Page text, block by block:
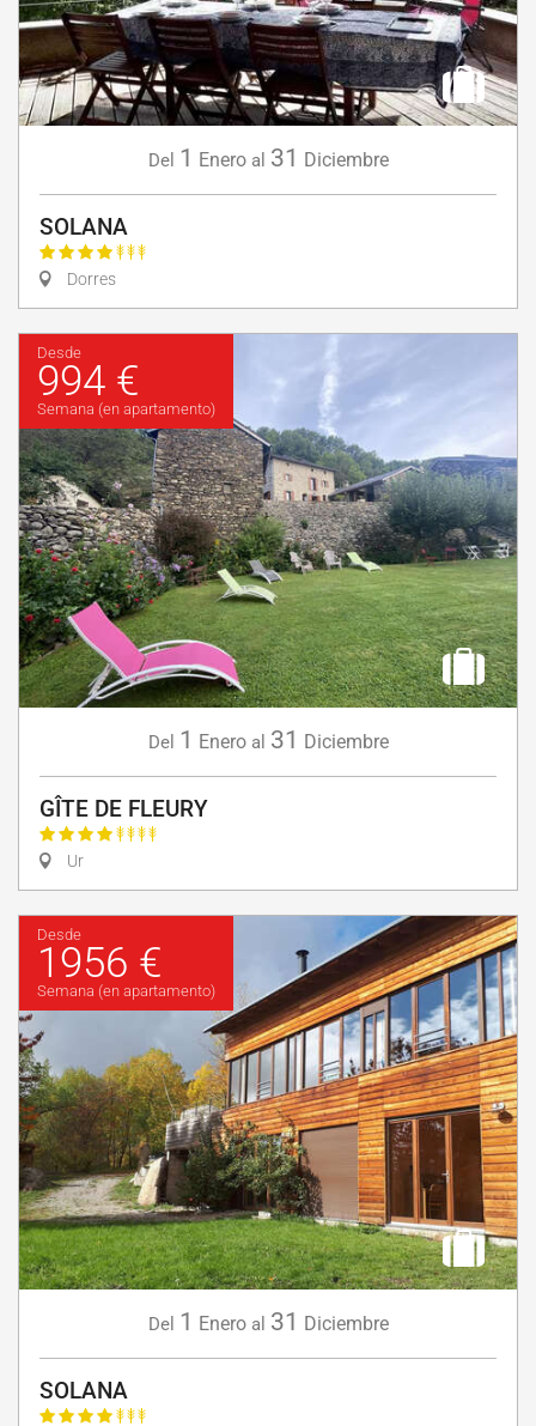
Del 1 Enero al 31 Diciembre
SOLANA
Dorres
Desde
994 €
Semana (en apartamento)
Del 1 Enero al 31 Diciembre
GÎTE DE FLEURY
Ur
Desde
1956 €
Semana (en apartamento)
Del 1 Enero al 31 Diciembre
SOLANA